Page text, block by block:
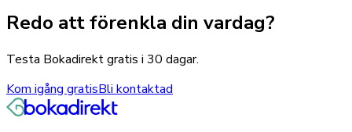
Redo att förenkla din vardag?
Testa Bokadirekt gratis i 30 dagar.
Kom igång gratisBli kontaktad